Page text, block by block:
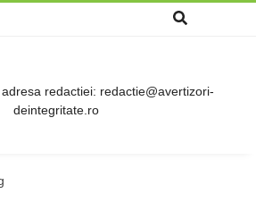
redactiei: redactie@avertizori-
deintegritate.ro